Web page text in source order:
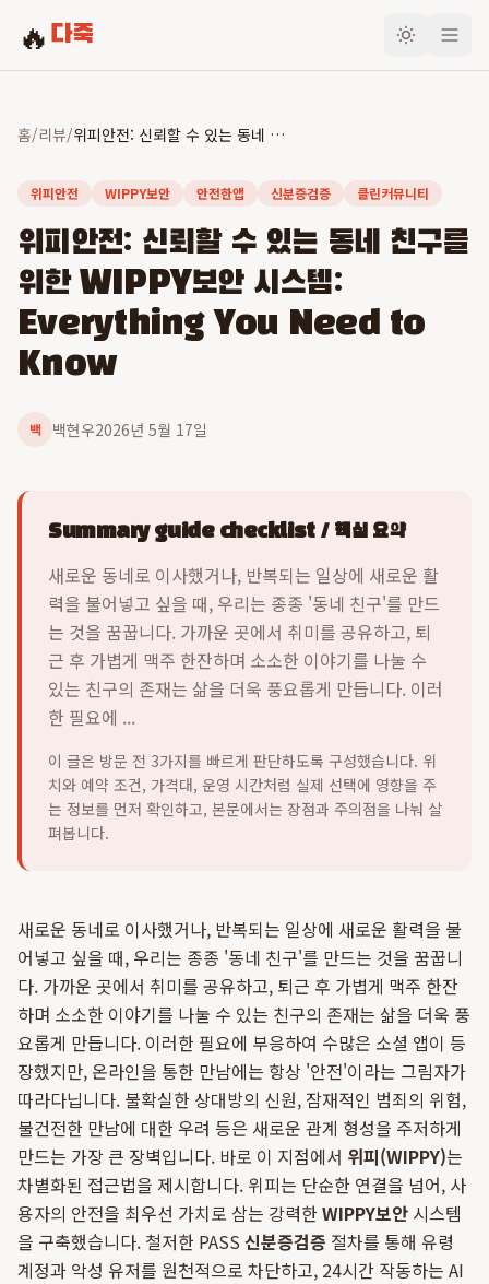
🔥 다죽
홈/리뷰/ 위피안전: 신뢰할 수 있는 동네 친구를 위한 WIPPY보안 시스템: Everything You Need to Know
위피안전 WIPPY보안 안전한앱 신분증검증 클린커뮤니티
위피안전: 신뢰할 수 있는 동네 친구를
위한 WIPPY보안 시스템:
Everything You Need to
Know
백 백현우2026년 5월 17일
Summary guide checklist / 핵심 요약
새로운 동네로 이사했거나, 반복되는 일상에 새로운 활
력을 불어넣고 싶을 때, 우리는 종종 '동네 친구'를 만드
는 것을 꿈꿉니다. 가까운 곳에서 취미를 공유하고, 퇴
근 후 가볍게 맥주 한잔하며 소소한 이야기를 나눌 수
있는 친구의 존재는 삶을 더욱 풍요롭게 만듭니다. 이러
한 필요에 ...
이 글은 방문 전 3가지를 빠르게 판단하도록 구성했습니다. 위
치와 예약 조건, 가격대, 운영 시간처럼 실제 선택에 영향을 주
는 정보를 먼저 확인하고, 본문에서는 장점과 주의점을 나눠 살
펴봅니다.
새로운 동네로 이사했거나, 반복되는 일상에 새로운 활력을 불
어넣고 싶을 때, 우리는 종종 '동네 친구'를 만드는 것을 꿈꿉니
다. 가까운 곳에서 취미를 공유하고, 퇴근 후 가볍게 맥주 한잔
하며 소소한 이야기를 나눌 수 있는 친구의 존재는 삶을 더욱 풍
요롭게 만듭니다. 이러한 필요에 부응하여 수많은 소셜 앱이 등
장했지만, 온라인을 통한 만남에는 항상 '안전'이라는 그림자가
따라다닙니다. 불확실한 상대방의 신원, 잠재적인 범죄의 위험,
불건전한 만남에 대한 우려 등은 새로운 관계 형성을 주저하게
만드는 가장 큰 장벽입니다. 바로 이 지점에서 위피(WIPPY)는
차별화된 접근법을 제시합니다. 위피는 단순한 연결을 넘어, 사
용자의 안전을 최우선 가치로 삼는 강력한WIPPY보안 시스템
을 구축했습니다. 철저한 PASS 신분증검증 절차를 통해 유령
계정과 악성 유저를 원천적으로 차단하고, 24시간 작동하는 AI